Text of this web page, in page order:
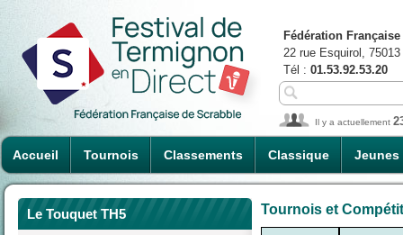
Accueil Tournois Classements Classique Jeunes
Fédération
22 rue Esquirol,
Tél : 01.53.92.53.20
Il y a actuellement
Le Touquet TH5 Tournois et